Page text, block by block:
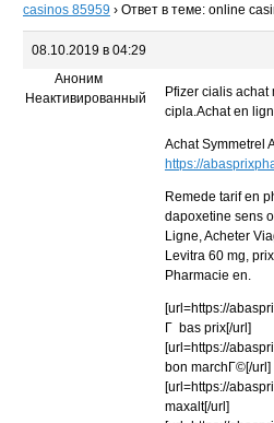
casinos 85959 › Ответ в теме: online
08.10.2019 в 04:29
Аноним
Неактивированный
Pfizer cialis achat
cipla.Achat en
Achat Symmetrel
https://
Remede tarif en
dapoxetine sens
Ligne, Acheter
Levitra 60 mg,
Pharmacie en.
[url=https://
Г bas prix[/url]
[url=https://
bon marchГ©[/url]
[url=https://
maxalt[/url]